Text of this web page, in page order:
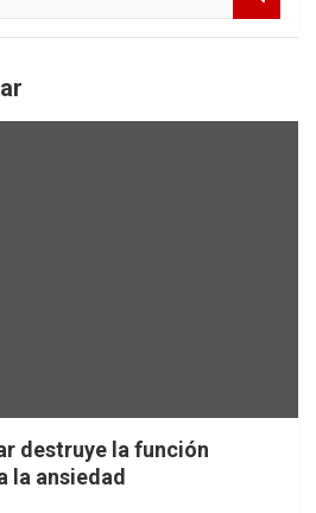
destruye la función
la ansiedad